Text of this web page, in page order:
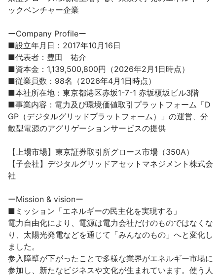
ックベンチャー企業
ーCompany Profileー
■設立年月日：2017年10月16日
■代表者：豊田　祐介
■資本金：1,139,500,800円（2026年2月1日時点）
■従業員数：98名（2026年4月1日時点）
■本社所在地：東京都港区赤坂1-7-1 赤坂榎坂ビル3階
■事業内容：電力及び環境価値取引プラットフォーム「D
GP（デジタルグリッドプラットフォーム）」の運営、分
散型電源のアグリゲーションサービスの提供
【上場市場】東京証券取引所グロース市場（350A）
【子会社】デジタルグリッドアセットマネジメント株式会
社
ーMission & visionー
■ミッション「エネルギーの民主化を実現する」
電力自由化により、電源は電力会社だけのものではなくな
り、太陽光発電などを通じて「みんなのもの」へと変化し
ました。
参入障壁が下がったことで多様な業界がエネルギー市場に
参加し、新たなビジネスや文化が生まれています。使う人